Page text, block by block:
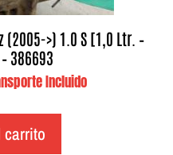
>) 1.0 S [1,0 Ltr. –
386693
Incluido